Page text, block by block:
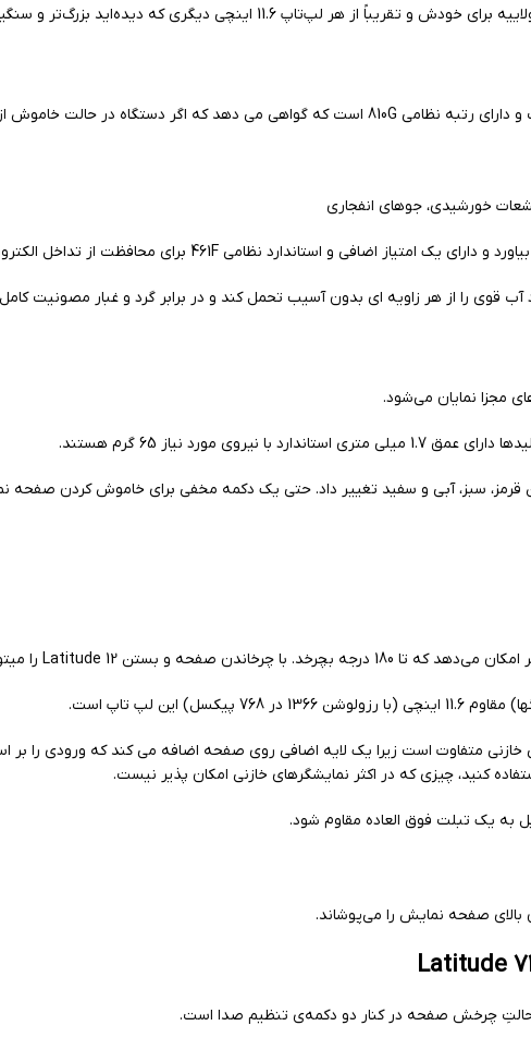
خورشیدی، جوهای انفجاری
مجزا نمایان می‌شود.
نیاز 65 گرم هستند.
سبز، آبی و سفید تغییر داد. حتی یک دکمه مخفی برای خاموش کردن صفحه
متفاوت است زیرا یک لایه اضافی روی صفحه اضافه می کند که ورودی را
کنید، چیزی که در اکثر نمایشگرهای خازنی امکان پذیر نیست.
صفحه نمایش را می‌پوشاند.